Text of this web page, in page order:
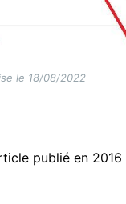
le 18/08/2022
publié en 2016